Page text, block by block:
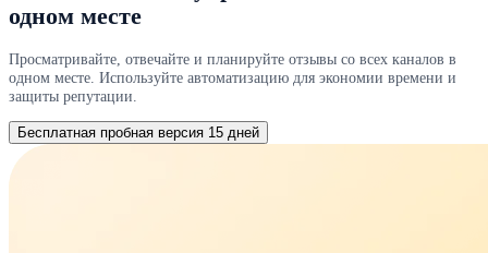
одном месте
Просматривайте, отвечайте и планируйте отзывы со всех каналов в
одном месте. Используйте автоматизацию для экономии времени и
защиты репутации.
Бесплатная пробная версия 15 дней